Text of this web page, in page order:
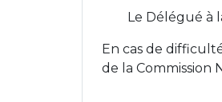
Le Délégué à
En cas de
de la Commission